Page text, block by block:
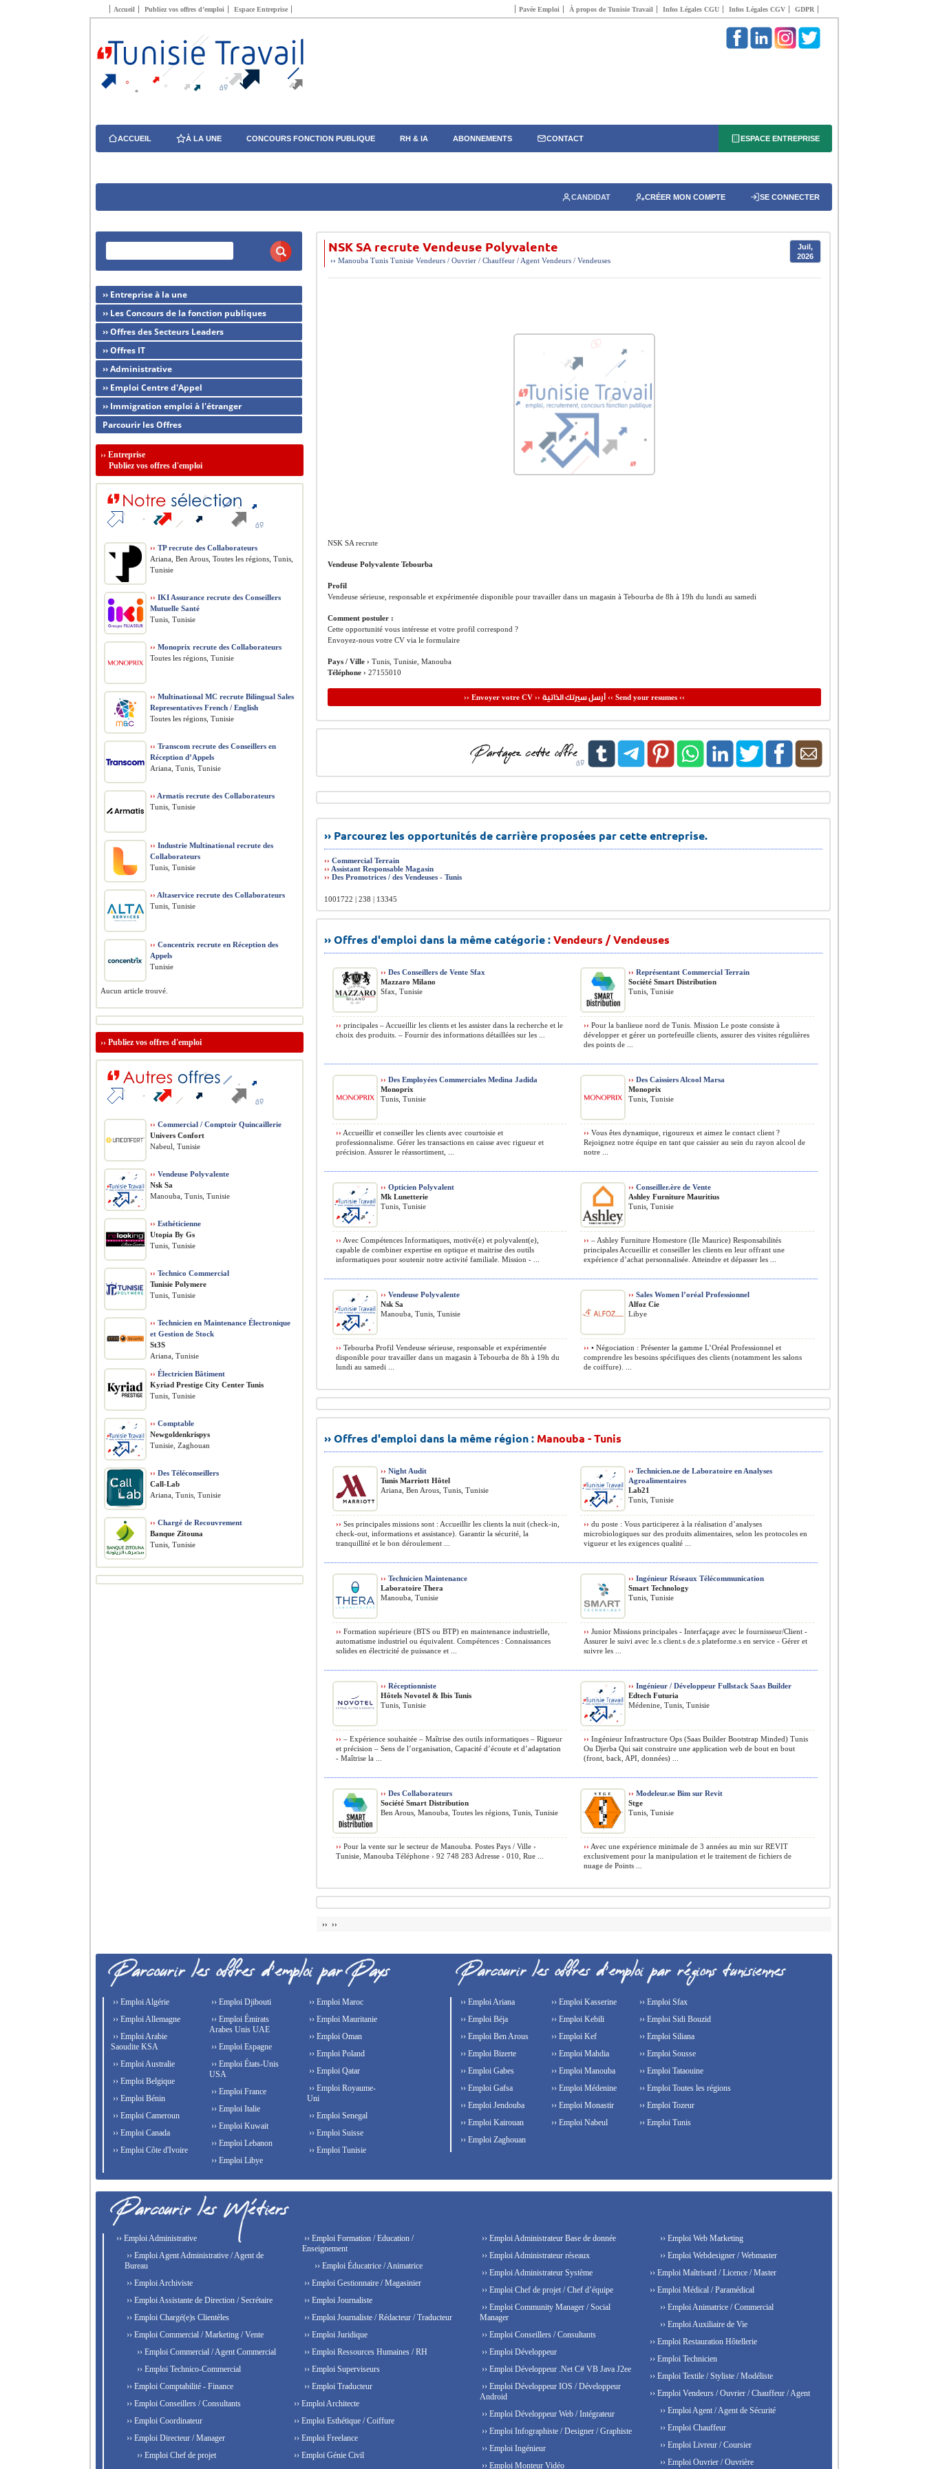
Accueil Publiez vos offres d’emploi Espace Entreprise Pavée Emploi À propos de Tunisie Travail Infos Légales CGU Infos Légales CGV GDPR
ACCUEIL À LA UNE CONCOURS FONCTION PUBLIQUE RH & IA ABONNEMENTS CONTACT ESPACE ENTREPRISE
CANDIDAT CRÉER MON COMPTE SE CONNECTER
NSK SA recrute Vendeuse Polyvalente
Juil,
2026
›› Manouba Tunis Tunisie Vendeurs / Ouvrier / Chauffeur / Agent Vendeurs / Vendeuses
NSK SA recrute
Vendeuse Polyvalente Tebourba
Profil
Vendeuse sérieuse, responsable et expérimentée disponible pour travailler dans un magasin à Tebourba de 8h à 19h du lundi au samedi
Comment postuler :
Cette opportunité vous intéresse et votre profil correspond ?
Envoyez-nous votre CV via le formulaire
Pays / Ville › Tunis, Tunisie, Manouba
Téléphone › 27155010
›› Envoyer votre CV ›› أرسل سيرتك الذاتية‹‹ Send your resumes ‹‹
›› Parcourez les opportunités de carrière proposées par cette entreprise.
›› Commercial Terrain
›› Assistant Responsable Magasin
›› Des Promotrices / des Vendeuses - Tunis
1001722 | 238 | 13345
›› Offres d'emploi dans la même catégorie :Vendeurs / Vendeuses
›› Des Conseillers de Vente Sfax
Mazzaro Milano
Sfax, Tunisie
›› principales – Accueillir les clients et les assister dans la recherche et le
choix des produits. – Fournir des informations détaillées sur les ...
›› Représentant Commercial Terrain
Société Smart Distribution
Tunis, Tunisie
›› Pour la banlieue nord de Tunis. Mission Le poste consiste à
développer et gérer un portefeuille clients, assurer des visites régulières
des points de ...
›› Des Employées Commerciales Medina Jadida
Monoprix
Tunis, Tunisie
›› Accueillir et conseiller les clients avec courtoisie et
professionnalisme. Gérer les transactions en caisse avec rigueur et
précision. Assurer le réassortiment, ...
›› Des Caissiers Alcool Marsa
Monoprix
Tunis, Tunisie
›› Vous êtes dynamique, rigoureux et aimez le contact client ?
Rejoignez notre équipe en tant que caissier au sein du rayon alcool de
notre ...
›› Opticien Polyvalent
Mk Lunetterie
Tunis, Tunisie
›› Avec Compétences Informatiques, motivé(e) et polyvalent(e),
capable de combiner expertise en optique et maitrise des outils
informatiques pour soutenir notre activité familiale. Mission - ...
›› Conseiller.ère de Vente
Ashley Furniture Mauritius
Tunis, Tunisie
›› – Ashley Furniture Homestore (Ile Maurice) Responsabilités
principales Accueillir et conseiller les clients en leur offrant une
expérience d’achat personnalisée. Atteindre et dépasser les ...
›› Vendeuse Polyvalente
Nsk Sa
Manouba, Tunis, Tunisie
›› Tebourba Profil Vendeuse sérieuse, responsable et expérimentée
disponible pour travailler dans un magasin à Tebourba de 8h à 19h du
lundi au samedi ...
›› Sales Women l’oréal Professionnel
Alfoz Cie
Libye
›› • Négociation : Présenter la gamme L’Oréal Professionnel et
comprendre les besoins spécifiques des clients (notamment les salons
de coiffure). ...
›› Offres d'emploi dans la même région : Manouba - Tunis
›› Night Audit
Tunis Marriott Hôtel
Ariana, Ben Arous, Tunis, Tunisie
›› Ses principales missions sont : Accueillir les clients la nuit (check-in,
check-out, informations et assistance). Garantir la sécurité, la
tranquillité et le bon déroulement ...
›› Technicien.ne de Laboratoire en Analyses
Agroalimentaires
Lab21
Tunis, Tunisie
›› du poste : Vous participerez à la réalisation d’analyses
microbiologiques sur des produits alimentaires, selon les protocoles en
vigueur et les exigences qualité ...
›› Technicien Maintenance
Laboratoire Thera
Manouba, Tunisie
›› Formation supérieure (BTS ou BTP) en maintenance industrielle,
automatisme industriel ou équivalent. Compétences : Connaissances
solides en électricité de puissance et ...
›› Ingénieur Réseaux Télécommunication
Smart Technology
Tunis, Tunisie
›› Junior Missions principales - Interfaçage avec le fournisseur/Client -
Assurer le suivi avec le.s client.s de.s plateforme.s en service - Gérer et
suivre les ...
›› Réceptionniste
Hôtels Novotel & Ibis Tunis
Tunis, Tunisie
›› – Expérience souhaitée – Maîtrise des outils informatiques – Rigueur
et précision – Sens de l’organisation, Capacité d’écoute et d’adaptation
- Maîtrise la ...
›› Ingénieur / Développeur Fullstack Saas Builder
Edtech Futuria
Médenine, Tunis, Tunisie
›› Ingénieur Infrastructure Ops (Saas Builder Bootstrap Minded) Tunis
Ou Djerba Qui sait construire une application web de bout en bout
(front, back, API, données) ...
›› Des Collaborateurs
Société Smart Distribution
Ben Arous, Manouba, Toutes les régions, Tunis, Tunisie
›› Pour la vente sur le secteur de Manouba. Postes Pays / Ville ›
Tunisie, Manouba Téléphone › 92 748 283 Adresse › 010, Rue ...
›› Modeleur.se Bim sur Revit
Stge
Tunis, Tunisie
›› Avec une expérience minimale de 3 années au min sur REVIT
exclusivement pour la manipulation et le traitement de fichiers de
nuage de Points ...
›› ››
›› Entreprise à la une
›› Les Concours de la fonction publiques
›› Offres des Secteurs Leaders
›› Offres IT
›› Administrative
›› Emploi Centre d'Appel
›› Immigration emploi à l'étranger
Parcourir les Offres
›› Entreprise
Publiez vos offres d'emploi
›› TP recrute des Collaborateurs
Ariana, Ben Arous, Toutes les régions, Tunis,
Tunisie
›› IKI Assurance recrute des Conseillers
Mutuelle Santé
Tunis, Tunisie
›› Monoprix recrute des Collaborateurs
Toutes les régions, Tunisie
›› Multinational MC recrute Bilingual Sales
Representatives French / English
Toutes les régions, Tunisie
›› Transcom recrute des Conseillers en
Réception d’Appels
Ariana, Tunis, Tunisie
›› Armatis recrute des Collaborateurs
Tunis, Tunisie
›› Industrie Multinational recrute des
Collaborateurs
Tunis, Tunisie
›› Altaservice recrute des Collaborateurs
Tunis, Tunisie
›› Concentrix recrute en Réception des
Appels
Tunisie
Aucun article trouvé.
›› Publiez vos offres d'emploi
›› Commercial / Comptoir Quincaillerie
Univers Confort
Nabeul, Tunisie
›› Vendeuse Polyvalente
Nsk Sa
Manouba, Tunis, Tunisie
›› Esthéticienne
Utopia By Gs
Tunis, Tunisie
›› Technico Commercial
Tunisie Polymere
Tunis, Tunisie
›› Technicien en Maintenance Électronique
et Gestion de Stock
St3S
Ariana, Tunisie
›› Électricien Bâtiment
Kyriad Prestige City Center Tunis
Tunis, Tunisie
›› Comptable
Newgoldenkrispys
Tunisie, Zaghouan
›› Des Téléconseillers
Call-Lab
Ariana, Tunis, Tunisie
›› Chargé de Recouvrement
Banque Zitouna
Tunis, Tunisie
›› Emploi Algérie
›› Emploi Allemagne
›› Emploi Arabie
Saoudite KSA
›› Emploi Australie
›› Emploi Belgique
›› Emploi Bénin
›› Emploi Cameroun
›› Emploi Canada
›› Emploi Côte d'Ivoire
›› Emploi Djibouti
›› Emploi Émirats
Arabes Unis UAE
›› Emploi Espagne
›› Emploi États-Unis
USA
›› Emploi France
›› Emploi Italie
›› Emploi Kuwait
›› Emploi Lebanon
›› Emploi Libye
›› Emploi Maroc
›› Emploi Mauritanie
›› Emploi Oman
›› Emploi Poland
›› Emploi Qatar
›› Emploi Royaume-
Uni
›› Emploi Senegal
›› Emploi Suisse
›› Emploi Tunisie
›› Emploi Ariana
›› Emploi Béja
›› Emploi Ben Arous
›› Emploi Bizerte
›› Emploi Gabes
›› Emploi Gafsa
›› Emploi Jendouba
›› Emploi Kairouan
›› Emploi Kasserine
›› Emploi Kebili
›› Emploi Kef
›› Emploi Mahdia
›› Emploi Manouba
›› Emploi Médenine
›› Emploi Monastir
›› Emploi Nabeul
›› Emploi Sfax
›› Emploi Sidi Bouzid
›› Emploi Siliana
›› Emploi Sousse
›› Emploi Tataouine
›› Emploi Toutes les régions
›› Emploi Tozeur
›› Emploi Tunis
›› Emploi Zaghouan
›› Emploi Administrative
›› Emploi Agent Administrative / Agent de
Bureau
›› Emploi Archiviste
›› Emploi Assistante de Direction / Secrétaire
›› Emploi Chargé(e)s Clientèles
›› Emploi Commercial / Marketing / Vente
›› Emploi Commercial / Agent Commercial
›› Emploi Technico-Commercial
›› Emploi Comptabilité - Finance
›› Emploi Conseillers / Consultants
›› Emploi Coordinateur
›› Emploi Directeur / Manager
›› Emploi Chef de projet
›› Emploi Formation / Education /
Enseignement
›› Emploi Éducatrice / Animatrice
›› Emploi Gestionnaire / Magasinier
›› Emploi Journaliste
›› Emploi Journaliste / Rédacteur / Traducteur
›› Emploi Juridique
›› Emploi Ressources Humaines / RH
›› Emploi Superviseurs
›› Emploi Traducteur
›› Emploi Architecte
›› Emploi Esthétique / Coiffure
›› Emploi Freelance
›› Emploi Génie Civil
›› Emploi Administrateur Base de donnée
›› Emploi Administrateur réseaux
›› Emploi Administrateur Système
›› Emploi Chef de projet / Chef d’équipe
›› Emploi Community Manager / Social
Manager
›› Emploi Conseillers / Consultants
›› Emploi Développeur
›› Emploi Développeur .Net C# VB Java J2ee
›› Emploi Développeur IOS / Développeur
Android
›› Emploi Développeur Web / Intégrateur
›› Emploi Infographiste / Designer / Graphiste
›› Emploi Ingénieur
›› Emploi Monteur Vidéo
›› Emploi Web Marketing
›› Emploi Webdesigner / Webmaster
›› Emploi Maîtrisard / Licence / Master
›› Emploi Médical / Paramédical
›› Emploi Animatrice / Commercial
›› Emploi Auxiliaire de Vie
›› Emploi Restauration Hôtellerie
›› Emploi Technicien
›› Emploi Textile / Styliste / Modéliste
›› Emploi Vendeurs / Ouvrier / Chauffeur / Agent
›› Emploi Agent / Agent de Sécurité
›› Emploi Chauffeur
›› Emploi Livreur / Coursier
›› Emploi Ouvrier / Ouvrière